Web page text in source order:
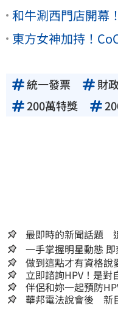
和牛涮西門店開幕
東方女神加持！
統一發票 財
200萬特獎
最即時的新聞話題
一
做到這點才有資格說
立即諮詢HPV！是對
嫌晚！
伴侶和妳一起預防
華邦電法說會後 新